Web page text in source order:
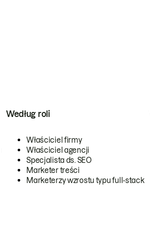
Według roli
Właściciel firmy
Właściciel agencji
Specjalista ds. SEO
Marketer treści
Marketerzy wzrostu typu full-stack